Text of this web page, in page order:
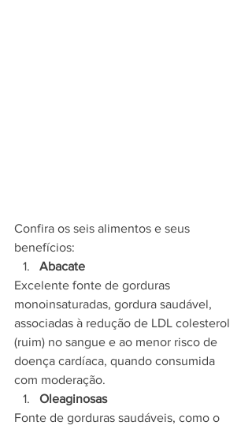
Confira os seis alimentos e seus
benefícios:
Abacate
Excelente fonte de gorduras
monoinsaturadas, gordura saudável,
associadas à redução de LDL colesterol
(ruim) no sangue e ao menor risco de
doença cardíaca, quando consumida
com moderação.
Oleaginosas
Fonte de gorduras saudáveis, como o